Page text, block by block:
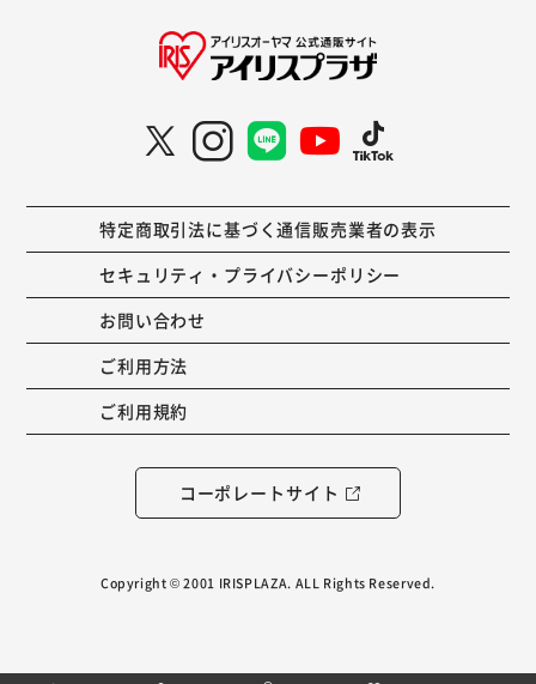
特定商取引法に基づく通信販売業者の表示
セキュリティ・プライバシーポリシー
お問い合わせ
ご利用方法
ご利用規約
コーポレートサイト
Copyright © 2001 IRISPLAZA. ALL Rights Reserved.